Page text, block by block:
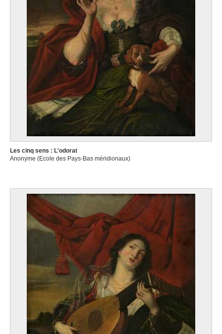
Les cinq sens : L'odorat
Anonyme (Ecole des Pays-Bas méridionaux)